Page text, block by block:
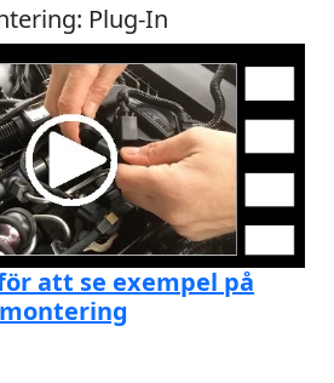
Plug-In
att se exempel på
montering